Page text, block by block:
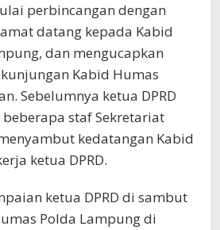
perbincangan dengan
datang kepada Kabid
dan mengucapkan
Kabid Humas
Sebelumnya ketua DPRD
staf Sekretariat
kedatangan Kabid
ketua DPRD.
ketua DPRD di sambut
Polda Lampung di